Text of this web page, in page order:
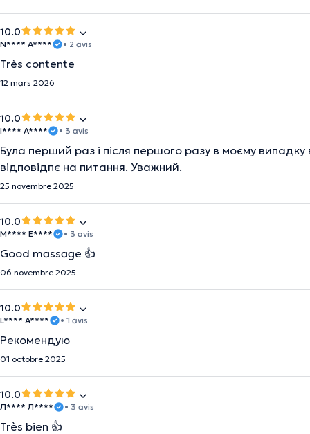
10.0
N**** A**** • 2 avis
Très contente
12 mars 2026
10.0
I**** A**** • 3 avis
Була перший раз і після першого разу в моєму випадку
відповідпє на питання. Уважний.
25 novembre 2025
10.0
M**** E**** • 3 avis
Good massage 👍
06 novembre 2025
10.0
L**** A**** • 1 avis
Рекомендую
01 octobre 2025
10.0
Л**** Л**** • 3 avis
Très bien 👍